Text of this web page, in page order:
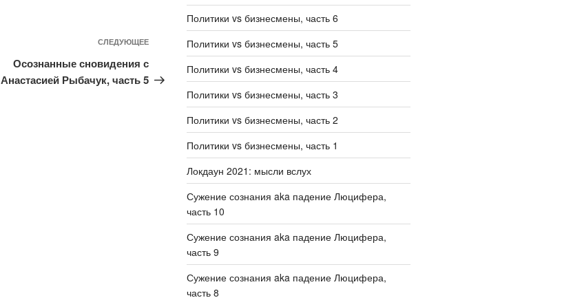
СЛЕДУЮЩЕЕ
Осознанные сновидения с
Анастасией Рыбачук, часть 5
Политики vs бизнесмены, часть 6
Политики vs бизнесмены, часть 5
Политики vs бизнесмены, часть 4
Политики vs бизнесмены, часть 3
Политики vs бизнесмены, часть 2
Политики vs бизнесмены, часть 1
Локдаун 2021: мысли вслух
Сужение сознания aka падение Люцифера,
часть 10
Сужение сознания aka падение Люцифера,
часть 9
Сужение сознания aka падение Люцифера,
часть 8